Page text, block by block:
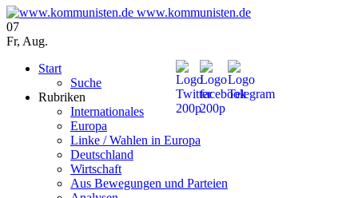
www.kommunisten.de
07
Fr, Aug.
Start
Suche
Rubriken
Internationales
Europa
Linke / Wahlen in Europa
Deutschland
Wirtschaft
Aus Bewegungen und Parteien